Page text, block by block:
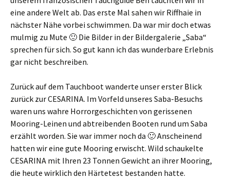
eine andere Welt ab. Das erste Mal sahen wir Riffhaie in
nächster Nähe vorbei schwimmen. Da war mir doch etwas
mulmig zu Mute 🙂 Die Bilder in der Bildergalerie „Saba“
sprechen für sich. So gut kann ich das wunderbare Erlebnis
gar nicht beschreiben.
Zurück auf dem Tauchboot wanderte unser erster Blick
zurück zur CESARINA. Im Vorfeld unseres Saba-Besuchs
waren uns wahre Horrorgeschichten von gerissenen
Mooring-Leinen und abtreibenden Booten rund um Saba
erzählt worden. Sie war immer noch da 🙂 Anscheinend
hatten wir eine gute Mooring erwischt. Wild schaukelte
CESARINA mit Ihren 23 Tonnen Gewicht an ihrer Mooring,
die heute wirklich den Härtetest bestanden hatte.